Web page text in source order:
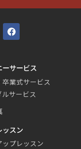
サービス
卒業式サービス
サービス
ッスン
ップレッスン